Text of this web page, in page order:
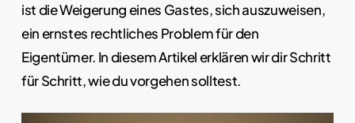
ist die Weigerung eines Gastes, sich auszuweisen,
ein ernstes rechtliches Problem für den
Eigentümer. In diesem Artikel erklären wir dir Schritt
für Schritt, wie du vorgehen solltest.